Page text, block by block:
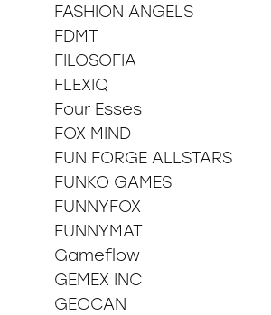
FASHION ANGELS
FDMT
FILOSOFIA
FLEXIQ
Four Esses
FOX MIND
FUN FORGE ALLSTARS
FUNKO GAMES
FUNNYFOX
FUNNYMAT
Gameflow
GEMEX INC
GEOCAN